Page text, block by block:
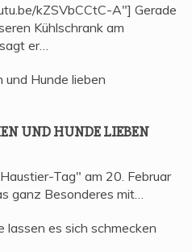
kZSVbCCtC-A"] Gerade
Kühlschrank am
er…
UND HUN­DE LIEBEN
Tag" am 20. Februar
ganz Besonderes mit…